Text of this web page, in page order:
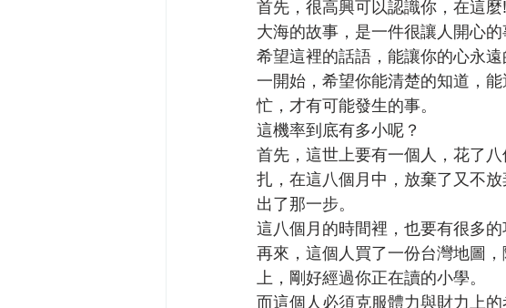
首先，很高興可以認識你，在這
大海的故事，是一件很讓人開心
希望這裡的話語，能讓你的心永
一開始，希望你能清楚的知道，
忙，才有可能發生的事。
這機率到底有多小呢？
首先，這世上要有一個人，花了
扎，在這八個月中，放棄了又不
出了那一步。
這八個月的時間裡，也要有很多
再來，這個人買了一份台灣地圖
上，剛好經過你正在讀的小學。
而這個人必須克服體力與財力上的